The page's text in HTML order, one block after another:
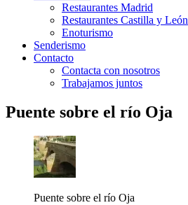
Restaurantes Madrid
Restaurantes Castilla y León
Enoturismo
Senderismo
Contacto
Contacta con nosotros
Trabajamos juntos
Puente sobre el río Oja
Puente sobre el río Oja